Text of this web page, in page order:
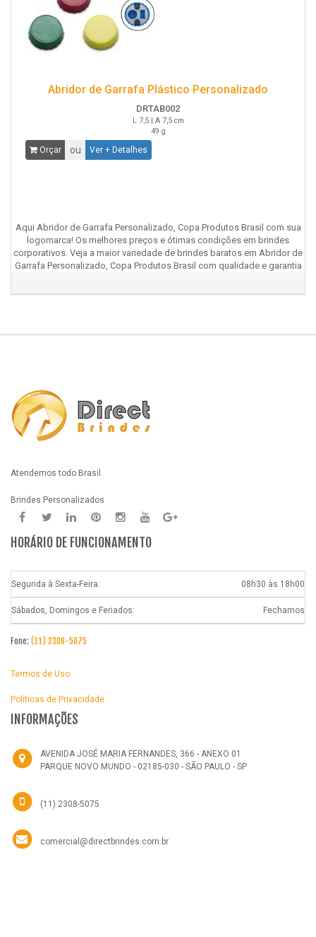
Abridor de Garrafa Plástico Personalizado
DRTAB002
L 7,5 | A 7,5 cm
49 g
Orçar ou Ver + Detalhes
Aqui Abridor de Garrafa Personalizado, Copa Produtos Brasil com sua
logomarca! Os melhores preços e ótimas condições em brindes
corporativos. Veja a maior variedade de brindes baratos em Abridor de
Garrafa Personalizado, Copa Produtos Brasil com qualidade e garantia
Atendemos todo Brasil.
Brindes Personalizados
HORÁRIO DE FUNCIONAMENTO
Segunda à Sexta-Feira: 08h30 às 18h00
Sábados, Domingos e Feriados: Fechamos
Fone: (11) 2308-5075
Termos de Uso
Politicas de Privacidade
INFORMAÇÕES
AVENIDA JOSÉ MARIA FERNANDES, 366 - ANEXO 01
PARQUE NOVO MUNDO - 02185-030 - SÃO PAULO - SP
(11) 2308-5075
comercial@directbrindes.com.br